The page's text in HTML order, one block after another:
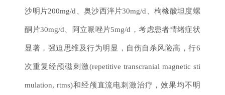
沙明片200mg/d、奥沙西泮片30mg/d、枸橼酸坦度螺
酮片30mg/d、阿立哌唑片5mg/d，考虑患者情绪症状
显著，强迫思维及行为明显，自伤自杀风险高，行6
次重复经颅磁刺激(repetitive transcranial magnetic sti
mulation, rtms)和经颅直流电刺激治疗，效果均不明